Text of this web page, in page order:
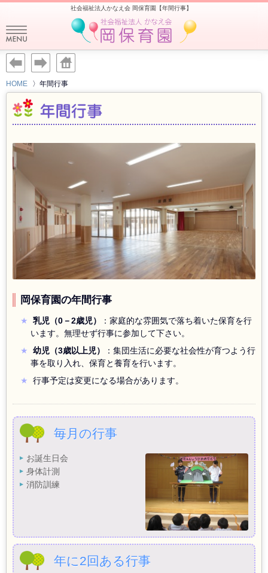
社会福祉法人かなえ会 岡保育園【年間行事】
HOME 年間行事
岡保育園の年間行事
乳児（0－2歳児）
：家庭的な雰囲気で落ち着いた保育を行
います。無理せず行事に参加して下さい。
幼児（3歳以上児）
：集団生活に必要な社会性が育つよう行
事を取り入れ、保育と養育を行います。
行事予定は変更になる場合があります。
毎月の行事
お誕生日会
身体計測
消防訓練
年に2回ある行事